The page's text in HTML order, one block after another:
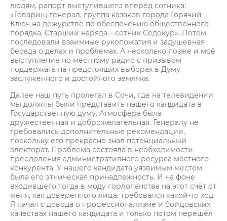
людям, рапорт выступившего вперёд сотника:
«Товарищ генерал, группа казаков города Горячий
Ключ на дежурстве по обеспечению общественного
порядка. Старший наряда – сотник Седокур». Потом
последовали взаимные рукопожатия и задушевная
беседа о делах и проблемах. А несколько позже и моё
выступление по местному радио с призывом
поддержать на предстоящих выборах в Думу
заслуженного и достойного земляка.
Далее наш путь пролегал в Сочи, где на телевидении
мы должны были представить нашего кандидата в
Государственную думу. Атмосфера была
дружественная и доброжелательная. Генералу не
требовались дополнительные рекомендации,
поскольку его прекрасно знал потенциальный
электорат. Проблема состояла в необходимости
преодоления административного ресурса местного
конкурента. У нашего кандидата уязвимым местом
была его этническая принадлежность. И на фоне
входившего тогда в моду горлопанства на этот счёт от
меня, как доверенного лица, требовался какой-то ход.
Я начал с довода о профессионализме и бойцовских
качествах нашего кандидата и только потом перешёл